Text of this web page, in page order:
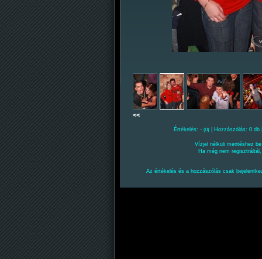
<<
Értékelés: - (0) | Hozzászólás: 0
Vízjel nélküli mentéshez
Ha még nem
Az értékelés és a hozzászólás csak